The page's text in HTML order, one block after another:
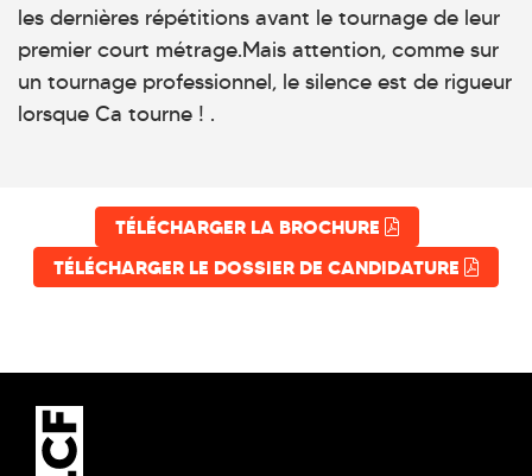
les dernières répétitions avant le tournage de leur
premier court métrage.Mais attention, comme sur
un tournage professionnel, le silence est de rigueur
lorsque Ca tourne ! .
TÉLÉCHARGER LA BROCHURE
TÉLÉCHARGER LE DOSSIER DE CANDIDATURE